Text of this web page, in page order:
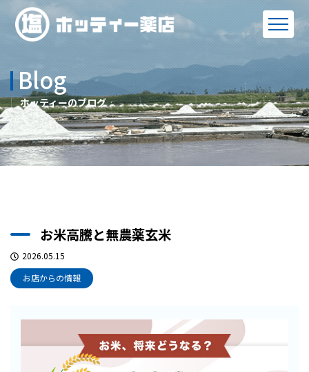
Blog
ホッティーのブログ
お米高騰と無農薬玄米
2026.05.15
お店からの情報